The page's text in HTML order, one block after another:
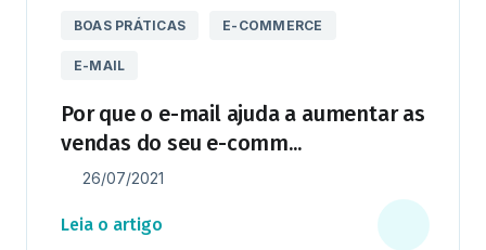
BOAS PRÁTICAS E-COMMERCE
E-MAIL
Por que o e-mail ajuda a aumentar as
vendas do seu e-comm...
26/07/2021
Leia o artigo